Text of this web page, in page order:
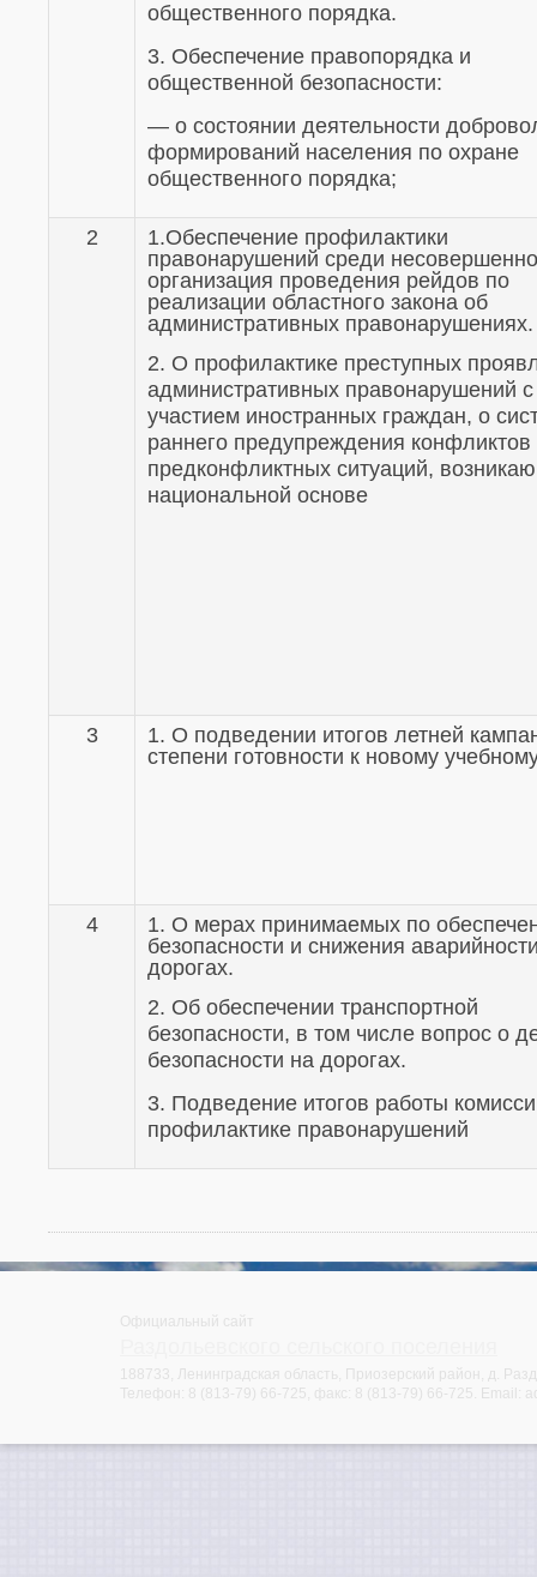
общественного порядка.
3. Обеспечение правопорядка и
общественной безопасности:
— о состоянии деятельности
формирований населения по охране
общественного порядка;
2
1.Обеспечение профилактики
правонарушений среди
организация проведения рейдов по
реализации областного закона об
административных правонарушениях.
2. О профилактике преступных
административных правонарушений с
участием иностранных граждан, о
раннего предупреждения конфликтов
предконфликтных ситуаций,
национальной основе
3
1. О подведении итогов летней
степени готовности к новому
4
1. О мерах принимаемых по
безопасности и снижения
дорогах.
2. Об обеспечении транспортной
безопасности, в том числе вопрос о
безопасности на дорогах.
3. Подведение итогов работы
профилактике правонарушений
Официальный сайт
188733, Ленинградская область, Приозерский район, д.
Телефон:
8 (813-79) 66-725 , факс: 8 (813-79) 66-725 . Email: